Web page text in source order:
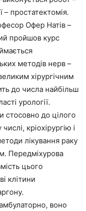
– простатектомія.
Офер Натів –
пройшов курс
методів нерв –
хірургічним
до числа найбільш
урології.
стосовно до цілого
кріохірургію і
лікування раку
Передміхурова
цього
клітини
воно